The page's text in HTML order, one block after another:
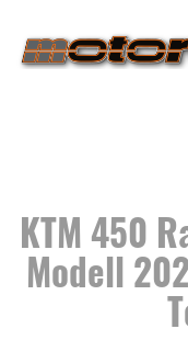
KTM 450
Modell